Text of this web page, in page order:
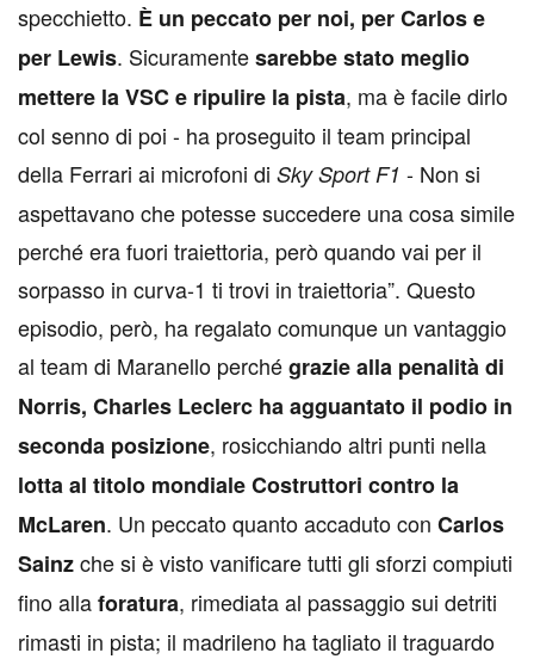
specchietto. È un peccato per noi, per Carlos e
per Lewis. Sicuramentesarebbe stato meglio
mettere la VSC e ripulire la pista, ma è facile dirlo
col senno di poi - ha proseguito il team principal
della Ferrari ai microfoni di Sky Sport F1 - Non si
aspettavano che potesse succedere una cosa simile
perché era fuori traiettoria, però quando vai per il
sorpasso in curva-1 ti trovi in traiettoria”. Questo
episodio, però, ha regalato comunque un vantaggio
al team di Maranello perchégrazie alla penalità di
Norris, Charles Leclerc ha agguantato il podio in
seconda posizione, rosicchiando altri punti nella
lotta al titolo mondiale Costruttori contro la
McLaren. Un peccato quanto accaduto con Carlos
Sainzche si è visto vanificare tutti gli sforzi compiuti
fino allaforatura, rimediata al passaggio sui detriti
rimasti in pista; il madrileno ha tagliato il traguardo